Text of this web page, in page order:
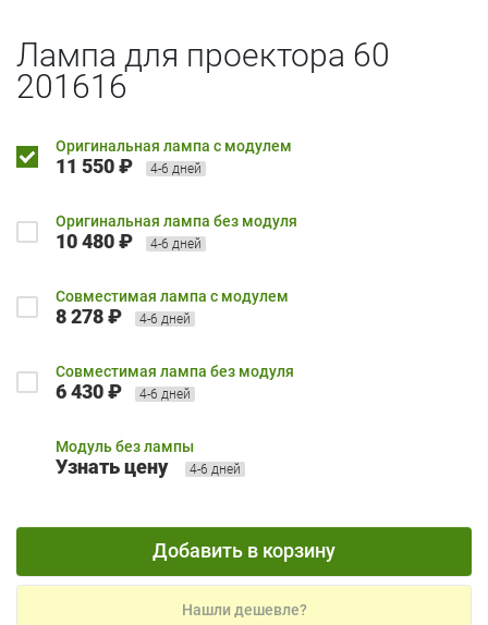
Лампа для проектора 60
201616
Оригинальная лампа с модулем
11 550 ₽ 4-6 дней
Оригинальная лампа без модуля
10 480 ₽ 4-6 дней
Совместимая лампа с модулем
8 278 ₽ 4-6 дней
Совместимая лампа без модуля
6 430 ₽ 4-6 дней
Модуль без лампы
Узнать цену 4-6 дней
Добавить в корзину
Нашли дешевле?